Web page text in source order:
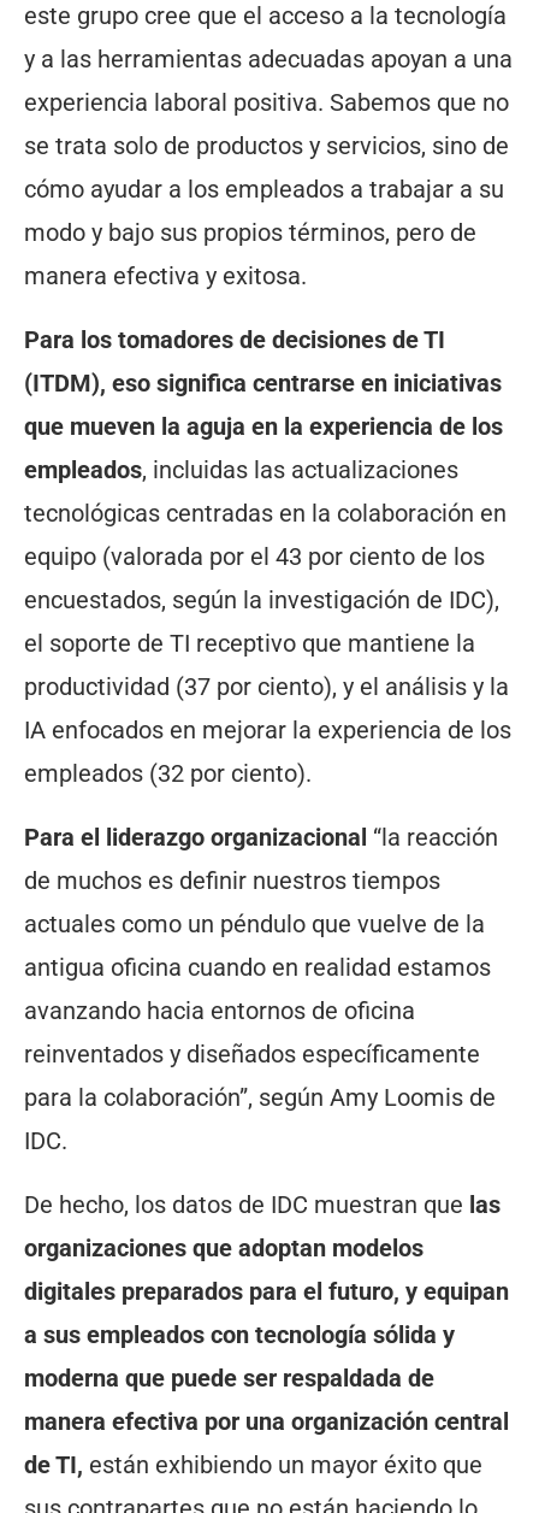
este grupo cree que el acceso a la tecnología
y a las herramientas adecuadas apoyan a una
experiencia laboral positiva. Sabemos que no
se trata solo de productos y servicios, sino de
cómo ayudar a los empleados a trabajar a su
modo y bajo sus propios términos, pero de
manera efectiva y exitosa.
Para los tomadores de decisiones de TI
(ITDM), eso significa centrarse en iniciativas
que mueven la aguja en la experiencia de los
empleados, incluidas las actualizaciones
tecnológicas centradas en la colaboración en
equipo (valorada por el 43 por ciento de los
encuestados, según la investigación de IDC),
el soporte de TI receptivo que mantiene la
productividad (37 por ciento), y el análisis y la
IA enfocados en mejorar la experiencia de los
empleados (32 por ciento).
Para el liderazgo organizacional “la reacción
de muchos es definir nuestros tiempos
actuales como un péndulo que vuelve de la
antigua oficina cuando en realidad estamos
avanzando hacia entornos de oficina
reinventados y diseñados específicamente
para la colaboración”, según Amy Loomis de
IDC.
De hecho, los datos de IDC muestran que las
organizaciones que adoptan modelos
digitales preparados para el futuro, y equipan
a sus empleados con tecnología sólida y
moderna que puede ser respaldada de
manera efectiva por una organización central
de TI, están exhibiendo un mayor éxito que